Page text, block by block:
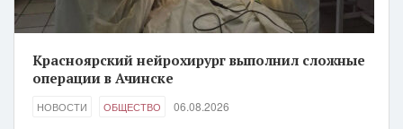
Красноярский нейрохирург выполнил сложные
операции в Ачинске
НОВОСТИ ОБЩЕСТВО 06.08.2026